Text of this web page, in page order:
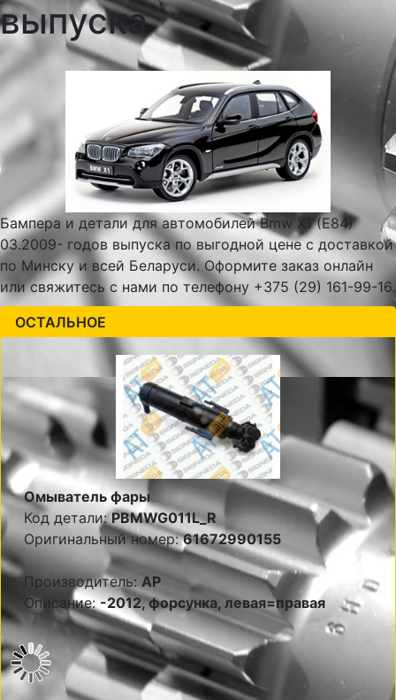
выпуска
Бампера и детали для автомобилей Bmw X1 (E84)
03.2009- годов выпуска по выгодной цене с доставкой
по Минску и всей Беларуси. Оформите заказ онлайн
или свяжитесь с нами по телефону +375 (29) 161-99-16.
ОСТАЛЬНОЕ
Омыватель фары
Код детали:PBMWG011L_R
Оригинальный номер:61672990155
Производитель: AP
Описание:-2012, форсунка, левая=правая